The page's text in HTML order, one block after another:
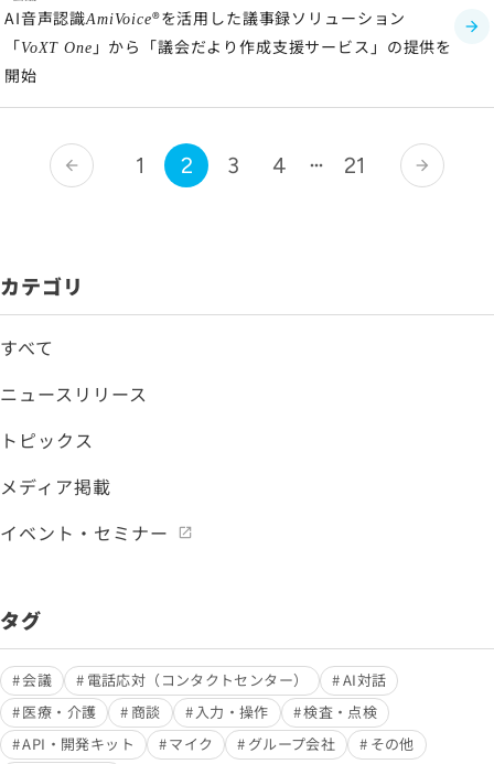
AI音声認識AmiVoice®を活用した議事録ソリューション
「VoXT One 」から「議会だより作成支援サービス」の提供を
開始
arrow_back 1 2 3 4 21 arrow_forward
カテゴリ
すべて
ニュースリリース
トピックス
メディア掲載
イベント・セミナー
タグ
会議 電話応対（コンタクトセンター）
AI対話
医療・介護
商談 入力・操作
検査・点検
API・開発キット
マイク グループ会社
その他